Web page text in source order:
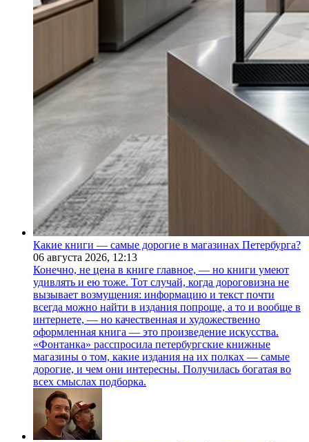
Какие книги — самые дорогие в магазинах Петербурга?
06 августа 2026, 12:13
Конечно, не цена в книге главное, — но книги умеют
удивлять и ею тоже. Тот случай, когда дороговизна не
вызывает возмущения: информацию и текст почти
всегда можно найти в издания попроще, а то и вообще в
интернете, — но качественная и художественно
оформленная книга — это произведение искусства.
«Фонтанка» расспросила петербургские книжные
магазины о том, какие издания на их полках — самые
дорогие, и чем они интересны. Получилась богатая во
всех смыслах подборка.